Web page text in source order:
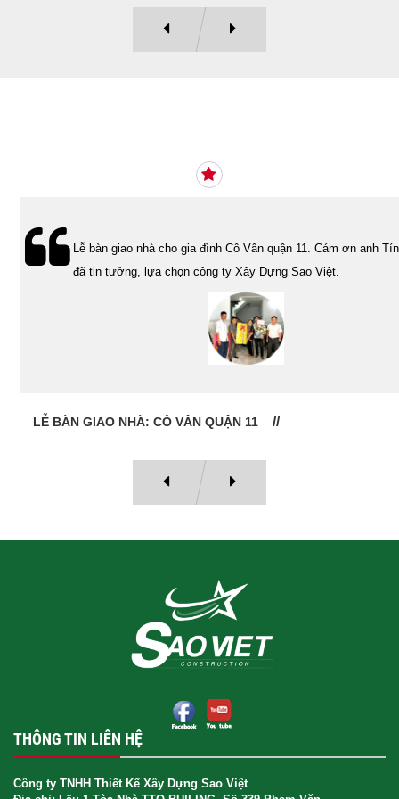
Lễ bàn giao nhà cho gia đình Cô Vân quận 11. Cám ơn anh Tính
đã tin tưởng, lựa chọn công ty Xây Dựng Sao Việt.
LỄ BÀN GIAO NHÀ: CÔ VÂN QUẬN 11
THÔNG TIN LIÊN HỆ
Công ty TNHH Thiết Kế Xây Dựng Sao Việt